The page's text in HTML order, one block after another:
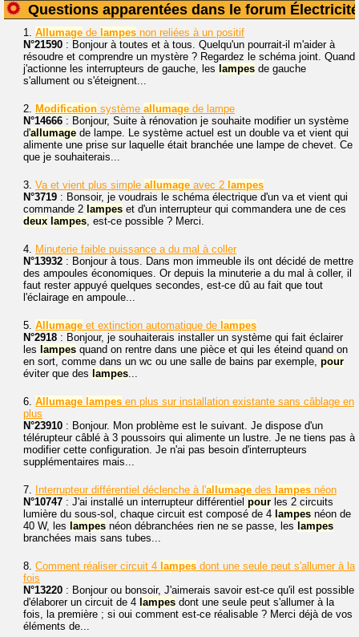
Questions apparentées dans le forum Électricité
1. Allumage de lampes non reliées à un positif
N°21590 : Bonjour à toutes et à tous. Quelqu'un pourrait-il m'aider à
résoudre et comprendre un mystère ? Regardez le schéma joint. Quand
j'actionne les interrupteurs de gauche, les lampes de gauche
s'allument ou s'éteignent...
2. Modification système allumage de lampe
N°14666 : Bonjour, Suite à rénovation je souhaite modifier un système
d'allumage de lampe. Le système actuel est un double va et vient qui
alimente une prise sur laquelle était branchée une lampe de chevet. Ce
que je souhaiterais...
3. Va et vient plus simple allumage avec 2 lampes
N°3719 : Bonsoir, je voudrais le schéma électrique d'un va et vient qui
commande 2 lampes et d'un interrupteur qui commandera une de ces
deux lampes , est-ce possible ? Merci.
4.
Minuterie faible puissance a du mal à coller
N°13932 : Bonjour à tous. Dans mon immeuble ils ont décidé de mettre
des ampoules économiques. Or depuis la minuterie a du mal à coller, il
faut rester appuyé quelques secondes, est-ce dû au fait que tout
l'éclairage en ampoule...
5. Allumage et extinction automatique de lampes
N°2918 : Bonjour, je souhaiterais installer un système qui fait éclairer
les lampes quand on rentre dans une pièce et qui les éteind quand on
en sort, comme dans un wc ou une salle de bains par exemple, pour
éviter que des lampes
6. Allumage lampes en plus sur installation existante sans câblage en
plus
N°23910 : Bonjour. Mon problème est le suivant. Je dispose d'un
télérupteur câblé à 3 poussoirs qui alimente un lustre. Je ne tiens pas à
modifier cette configuration. Je n'ai pas besoin d'interrupteurs
supplémentaires mais...
7. Interrupteur différentiel déclenche à l'allumage des lampes néon
N°10747 : J'ai installé un interrupteur différentiel pour les 2 circuits
lumière du sous-sol, chaque circuit est composé de 4 lampes néon de
40 W, les lampes néon débranchées rien ne se passe, les lampes
branchées mais sans tubes...
8. Comment réaliser circuit 4 lampes dont une seule peut s'allumer à la
fois
N°13220 : Bonjour ou bonsoir, J'aimerais savoir est-ce qu'il est possible
d'élaborer un circuit de 4 lampes dont une seule peut s'allumer à la
fois, la première ; si oui comment est-ce réalisable ? Merci déjà de vos
éléments de...